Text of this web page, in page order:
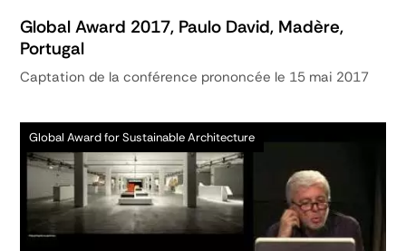
Global Award 2017, Paulo David, Madère,
Portugal
Captation de la conférence prononcée le 15 mai 2017
Global Award for Sustainable Architecture